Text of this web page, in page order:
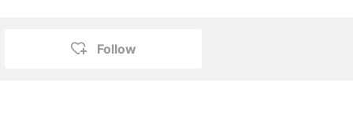
Follow